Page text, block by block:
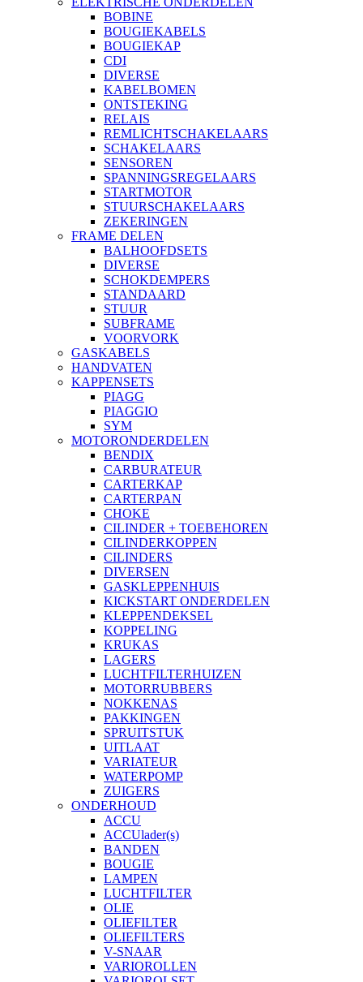
BOBINE
BOUGIEKABELS
BOUGIEKAP
CDI
DIVERSE
KABELBOMEN
ONTSTEKING
RELAIS
REMLICHTSCHAKELAARS
SCHAKELAARS
SENSOREN
SPANNINGSREGELAARS
STARTMOTOR
STUURSCHAKELAARS
ZEKERINGEN
FRAME DELEN
BALHOOFDSETS
DIVERSE
SCHOKDEMPERS
STANDAARD
STUUR
SUBFRAME
VOORVORK
GASKABELS
HANDVATEN
KAPPENSETS
PIAGG
PIAGGIO
SYM
MOTORONDERDELEN
BENDIX
CARBURATEUR
CARTERKAP
CARTERPAN
CHOKE
CILINDER + TOEBEHOREN
CILINDERKOPPEN
CILINDERS
DIVERSEN
GASKLEPPENHUIS
KICKSTART ONDERDELEN
KLEPPENDEKSEL
KOPPELING
KRUKAS
LAGERS
LUCHTFILTERHUIZEN
MOTORRUBBERS
NOKKENAS
PAKKINGEN
SPRUITSTUK
UITLAAT
VARIATEUR
WATERPOMP
ZUIGERS
ONDERHOUD
ACCU
ACCUlader(s)
BANDEN
BOUGIE
LAMPEN
LUCHTFILTER
OLIE
OLIEFILTER
OLIEFILTERS
V-SNAAR
VARIOROLLEN